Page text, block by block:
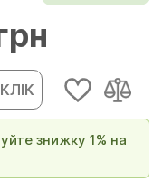
знижку 1% на